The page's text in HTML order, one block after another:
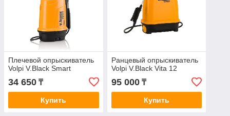
Плечевой опрыскиватель
Volpi V.Black Smart
34 650 ₸
Купить
Ранцевый опрыскиватель
Volpi V.Black Vita 12
95 000₸
Купить